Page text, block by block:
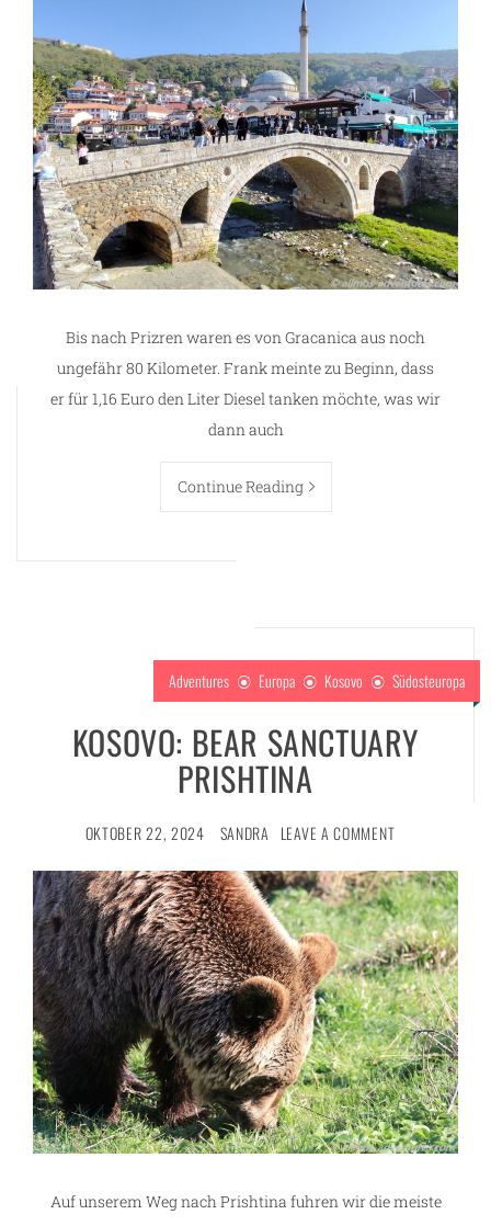
Bis nach Prizren waren es von Gracanica aus noch
ungefähr 80 Kilometer. Frank meinte zu Beginn, dass
er für 1,16 Euro den Liter Diesel tanken möchte, was wir
dann auch
Continue Reading
Adventures Europa Kosovo Südosteuropa
KOSOVO: BEAR SANCTUARY
PRISHTINA
OKTOBER 22, 2024 SANDRA LEAVE A COMMENT
Auf unserem Weg nach Prishtina fuhren wir die meiste